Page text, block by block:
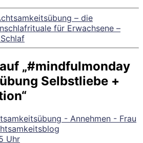
– die
für Erwachsene –
„#mindfulmonday
Selbstliebe +
- Annehmen - Frau
Uhr